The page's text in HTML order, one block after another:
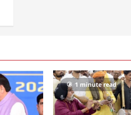
1 minute read